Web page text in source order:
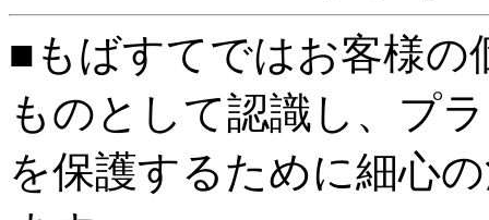
■もばすてではお客様の
ものとして認識し、プ
を保護するために細心